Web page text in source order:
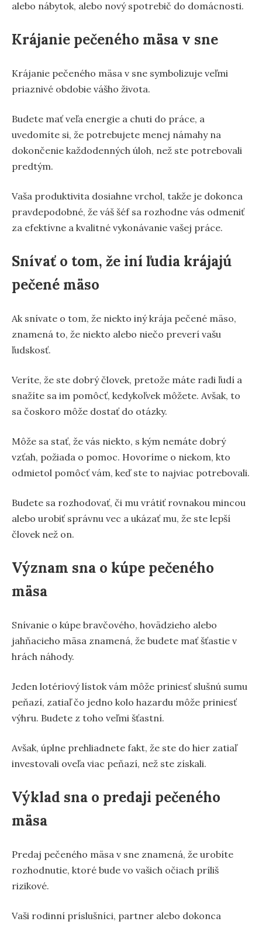
alebo nábytok, alebo nový spotrebič do domácnosti.
Krájanie pečeného mäsa v sne
Krájanie pečeného mäsa v sne symbolizuje veľmi
priaznivé obdobie vášho života.
Budete mať veľa energie a chuti do práce, a
uvedomíte si, že potrebujete menej námahy na
dokončenie každodenných úloh, než ste potrebovali
predtým.
Vaša produktivita dosiahne vrchol, takže je dokonca
pravdepodobné, že váš šéf sa rozhodne vás odmeniť
za efektívne a kvalitné vykonávanie vašej práce.
Snívať o tom, že iní ľudia krájajú
pečené mäso
Ak snívate o tom, že niekto iný krája pečené mäso,
znamená to, že niekto alebo niečo preverí vašu
ľudskosť.
Veríte, že ste dobrý človek, pretože máte radi ľudí a
snažíte sa im pomôcť, kedykoľvek môžete. Avšak, to
sa čoskoro môže dostať do otázky.
Môže sa stať, že vás niekto, s kým nemáte dobrý
vzťah, požiada o pomoc. Hovoríme o niekom, kto
odmietol pomôcť vám, keď ste to najviac potrebovali.
Budete sa rozhodovať, či mu vrátiť rovnakou mincou
alebo urobiť správnu vec a ukázať mu, že ste lepší
človek než on.
Význam sna o kúpe pečeného
mäsa
Snívanie o kúpe bravčového, hovädzieho alebo
jahňacieho mäsa znamená, že budete mať šťastie v
hrách náhody.
Jeden lotériový lístok vám môže priniesť slušnú sumu
peňazí, zatiaľ čo jedno kolo hazardu môže priniesť
výhru. Budete z toho veľmi šťastní.
Avšak, úplne prehliadnete fakt, že ste do hier zatiaľ
investovali oveľa viac peňazí, než ste získali.
Výklad sna o predaji pečeného
mäsa
Predaj pečeného mäsa v sne znamená, že urobíte
rozhodnutie, ktoré bude vo vašich očiach príliš
rizikové.
Vaši rodinní príslušníci, partner alebo dokonca